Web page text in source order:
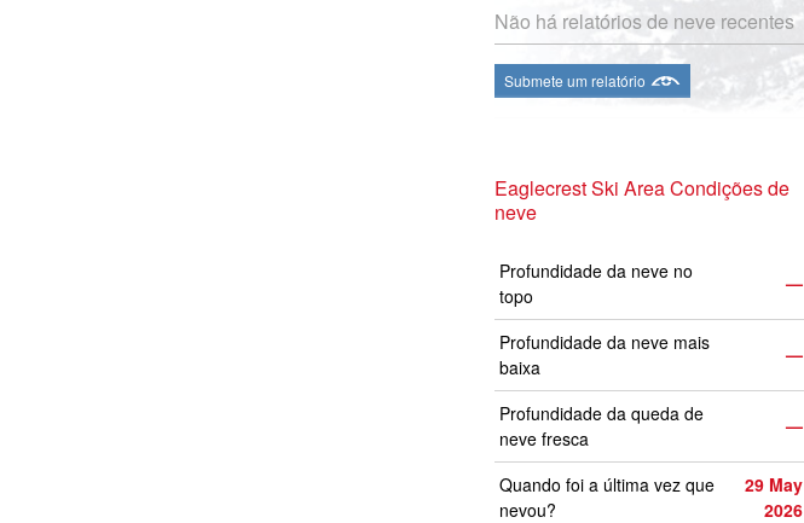
Não há relatórios de neve recentes
Submete um relatório
Eaglecrest Ski Area Condições de
neve
Profundidade da neve no
topo
—
Profundidade da neve mais
baixa
—
Profundidade da queda de
neve fresca
—
Quando foi a última vez que
nevou?
29 May
2026